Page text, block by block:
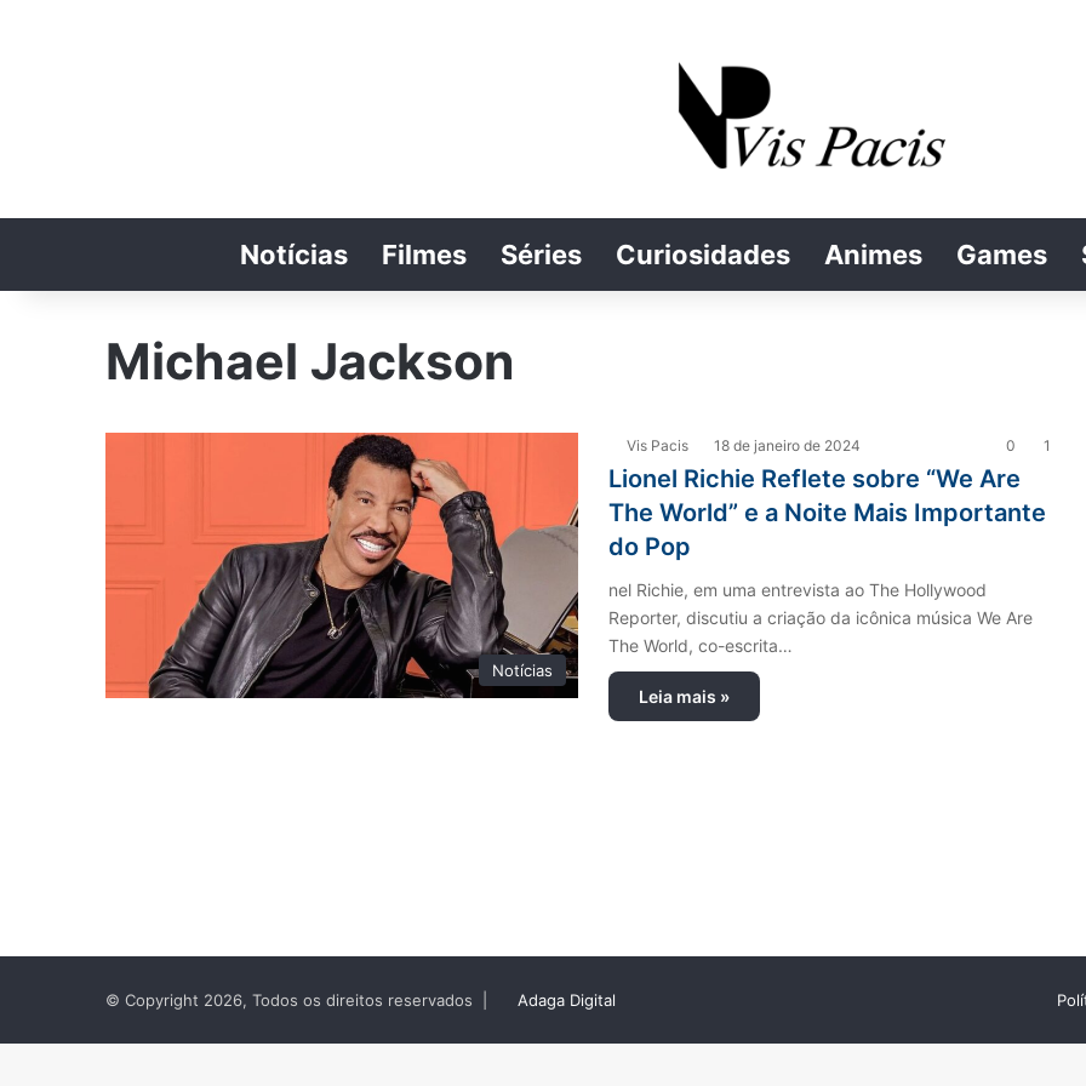
Notícias Filmes Séries Curiosidades Animes Games
Michael Jackson
Notícias
Vis Pacis 18 de janeiro de 2024 0 1
Lionel Richie Reflete sobre “We Are
The World” e a Noite Mais Importante
do Pop
nel Richie, em uma entrevista ao The Hollywood
Reporter, discutiu a criação da icônica música We Are
The World, co-escrita…
Leia mais »
© Copyright 2026, Todos os direitos reservados | Adaga Digital